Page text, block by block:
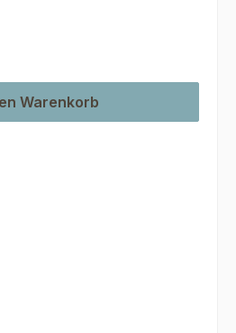
zurzeit nicht verfügbar.)
Option ist zurzeit nicht verfügbar.)
ein oder benutze die Schaltflächen
Warenkorb